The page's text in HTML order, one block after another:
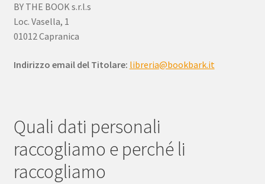
BY THE BOOK s.r.l.s
Loc. Vasella, 1
01012 Capranica
Indirizzo email del Titolare: libreria@bookbark.it
Quali dati personali
raccogliamo e perché li
raccogliamo